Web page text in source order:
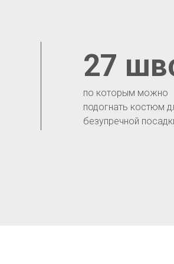
по которым можно
подогнать костюм
безупречной
27